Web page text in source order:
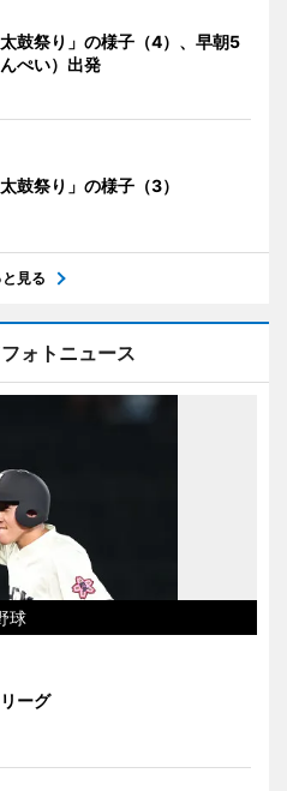
鼓祭り」の様子（4）、早朝5
ぺい）出発
鼓祭り」の様子（3）
と見る
ォトニュース
球
ーグ